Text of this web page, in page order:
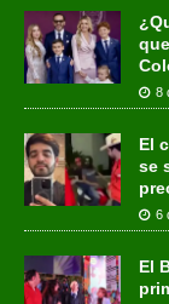
8
El
se
6
El